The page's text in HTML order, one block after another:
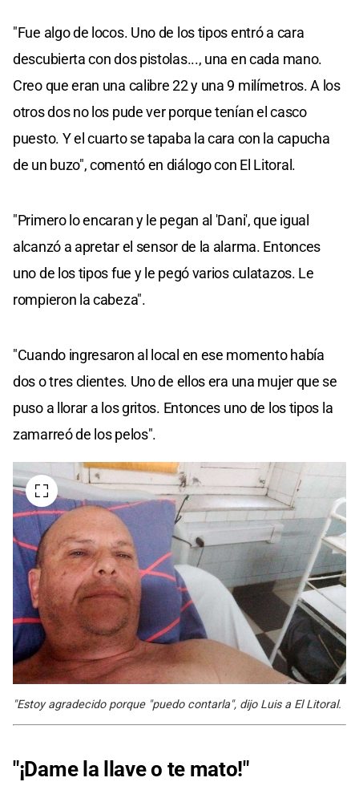
"Fue algo de locos. Uno de los tipos entró a cara
descubierta con dos pistolas..., una en cada mano.
Creo que eran una calibre 22 y una 9 milímetros. A los
otros dos no los pude ver porque tenían el casco
puesto. Y el cuarto se tapaba la cara con la capucha
de un buzo", comentó en diálogo con El Litoral.
"Primero lo encaran y le pegan al 'Dani', que igual
alcanzó a apretar el sensor de la alarma. Entonces
uno de los tipos fue y le pegó varios culatazos. Le
rompieron la cabeza".
"Cuando ingresaron al local en ese momento había
dos o tres clientes. Uno de ellos era una mujer que se
puso a llorar a los gritos. Entonces uno de los tipos la
zamarreó de los pelos".
"Estoy agradecido porque "puedo contarla", dijo Luis a El Litoral.
"¡Dame la llave o te mato!"